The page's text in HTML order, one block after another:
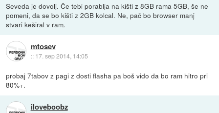
Seveda je dovolj. Če tebi porablja na kišti z 8GB rama 5GB, še ne
pomeni, da se bo kišti z 2GB kolcal. Ne, pač bo browser manj
stvari keširal v ram.
mtosev
:: 17. sep 2014, 14:05
probaj 7tabov z pagi z dosti flasha pa boš vido da bo ram hitro pri
80%+.
iloveboobz